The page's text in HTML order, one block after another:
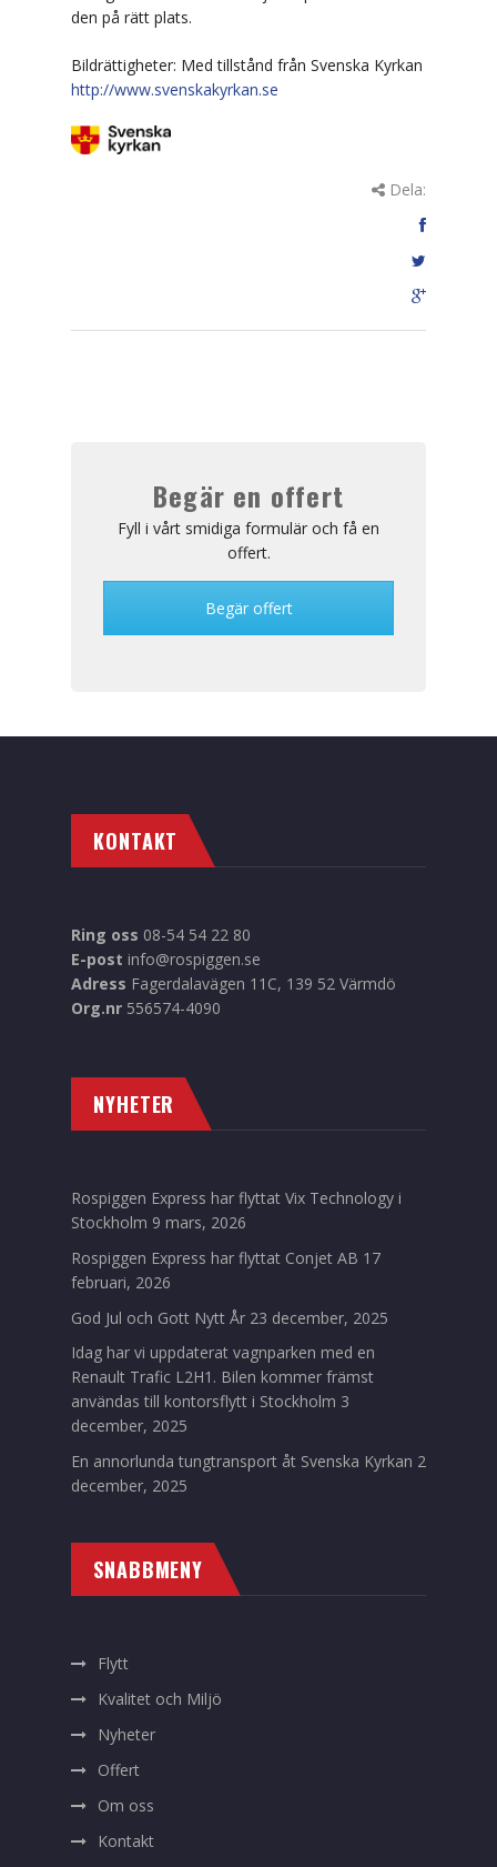
Magasinering
Återvinning/Miljöhantering
Fastighetsservice
Offertförfrågan Företag
Offertförfrågan Privat
Allmänna bestämmelser
den på rätt plats.
Bildrättigheter: Med tillstånd från Svenska Kyrkan
http://www.svenskakyrkan.se
Dela:
Begär en offert
Fyll i vårt smidiga formulär och få en
offert.
Begär offert
KONTAKT
Ring oss 08-54 54 22 80
E-post info@rospiggen.se
Adress Fagerdalavägen 11C, 139 52 Värmdö
Org.nr 556574-4090
NYHETER
Rospiggen Express har flyttat Vix Technology i
Stockholm 9 mars, 2026
Rospiggen Express har flyttat Conjet AB 17
februari, 2026
God Jul och Gott Nytt År 23 december, 2025
Idag har vi uppdaterat vagnparken med en
Renault Trafic L2H1. Bilen kommer främst
användas till kontorsflytt i Stockholm 3
december, 2025
En annorlunda tungtransport åt Svenska Kyrkan 2
december, 2025
SNABBMENY
Flytt
Kvalitet och Miljö
Nyheter
Offert
Om oss
Kontakt